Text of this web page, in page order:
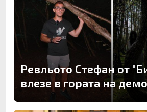
Ревльото Стефан от
влезе в гората на